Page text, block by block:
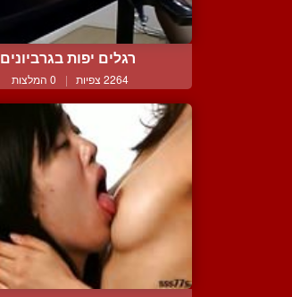
רגלים יפות בגרביונים
2264 צפיות | 0 המלצות